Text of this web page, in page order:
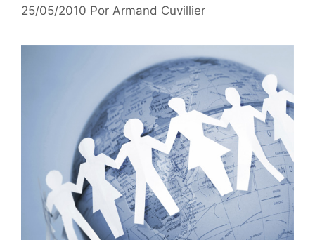
25/05/2010 Por Armand Cuvillier